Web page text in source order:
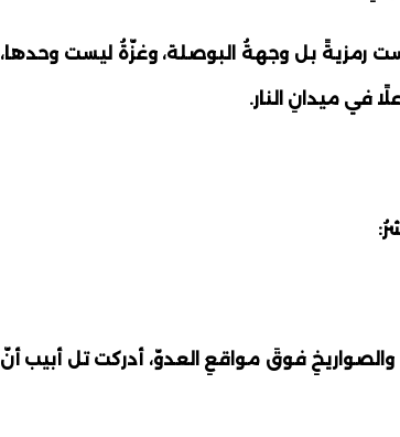
رمزيةً بل وجهةُ البوصلة، وغزّةُ ليست وحدها،
في ميدانِ النار.
فوقَ مواقعِ العدوّ، أدركت تل أبيب أنّ